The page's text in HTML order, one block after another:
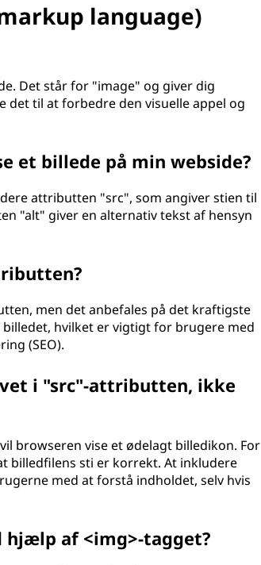
language)
Det står for "image" og giver dig
det til at forbedre den visuelle appel og
et billede på min webside?
attributten "src", som angiver stien til
"alt" giver en alternativ tekst af hensyn
men det anbefales på det kraftigste
hvilket er vigtigt for brugere med
(SEO).
i "src"-attributten, ikke
browseren vise et ødelagt billedikon. For
billedfilens sti er korrekt. At inkludere
med at forstå indholdet, selv hvis
hjælp af <img>-tagget?